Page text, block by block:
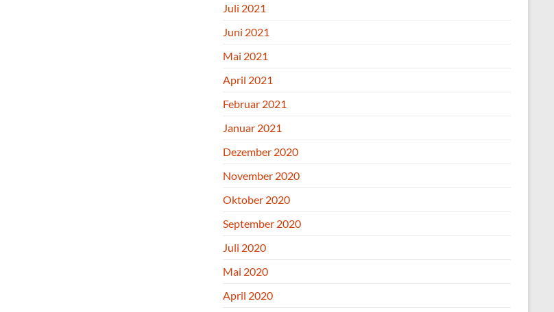
Juli 2021
Juni 2021
Mai 2021
April 2021
Februar 2021
Januar 2021
Dezember 2020
November 2020
Oktober 2020
September 2020
Juli 2020
Mai 2020
April 2020